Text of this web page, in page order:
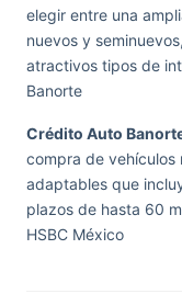
elegir entre una
nuevos y
atractivos tipos de
Banorte
Crédito Auto
compra de vehículos
adaptables que
plazos de hasta 60
HSBC México